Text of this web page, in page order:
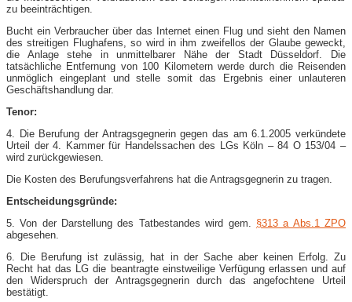
zu beeinträchtigen.
Bucht ein Verbraucher über das Internet einen Flug und sieht den Namen
des streitigen Flughafens, so wird in ihm zweifellos der Glaube geweckt,
die Anlage stehe in unmittelbarer Nähe der Stadt Düsseldorf. Die
tatsächliche Entfernung von 100 Kilometern werde durch die Reisenden
unmöglich eingeplant und stelle somit das Ergebnis einer unlauteren
Geschäftshandlung dar.
Tenor:
4. Die Berufung der Antragsgegnerin gegen das am 6.1.2005 verkündete
Urteil der 4. Kammer für Handelssachen des LGs Köln – 84 O 153/04 –
wird zurückgewiesen.
Die Kosten des Berufungsverfahrens hat die Antragsgegnerin zu tragen.
Entscheidungsgründe:
5. Von der Darstellung des Tatbestandes wird gem. §313 a Abs.1 ZPO
abgesehen.
6. Die Berufung ist zulässig, hat in der Sache aber keinen Erfolg. Zu
Recht hat das LG die beantragte einstweilige Verfügung erlassen und auf
den Widerspruch der Antragsgegnerin durch das angefochtene Urteil
bestätigt.